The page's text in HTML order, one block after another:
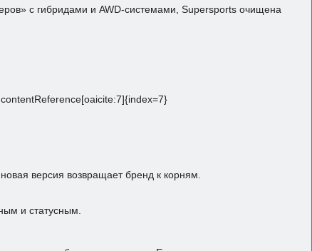
с гибридами и AWD‑системами, Supersports очищена
версия возвращает бренд к корням.
и статусным.